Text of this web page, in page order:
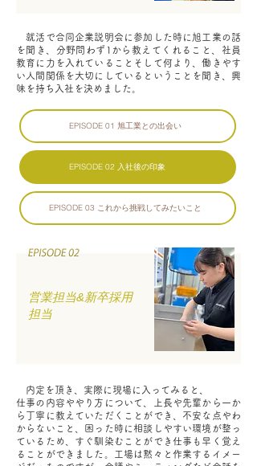
就活で合同企業説明会に参加した時に旭工業の話
を聞き、分野問わず1から教えてくれること、社員
教育に力を入れていることそして何より、働きやす
い人間関係を大切にしているということを聞き、興
味を持ち入社を決めました。
EPISODE 01 旭工業との出会い
EPISODE 02 入社後の印象
EPISODE 03 これから挑戦してみたいこと
営業担当&新卒採用
担当
内定を頂き、実際に現場に入ってみると、
仕事の内容ややり方について、上長や先輩から一か
ら丁寧に教えていただくことができ、不安な点やわ
からないこと、困った時に相談しやすい環境が整っ
ているため、すぐ馴染むことができ仕事も早く覚え
ることができました。工場は黙々と作業するイメー